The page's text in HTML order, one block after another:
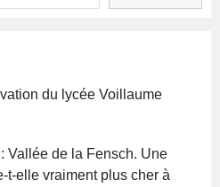
du lycée Voillaume
Vallée de la Fensch. Une
t-elle vraiment plus cher à